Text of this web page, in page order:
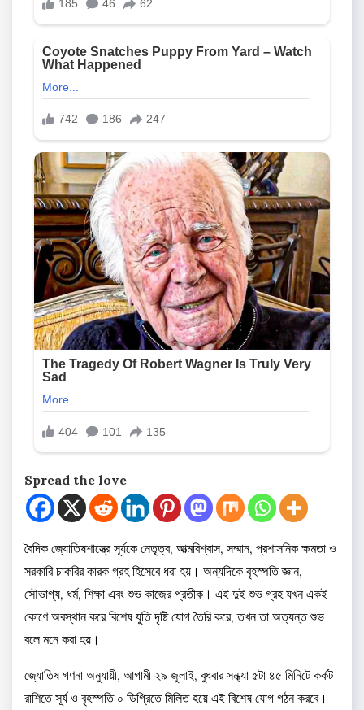
Spread the love
বৈদিক জ্যোতিষশাস্ত্রে সূর্যকে নেতৃত্ব, আত্মবিশ্বাস, সম্মান, প্রশাসনিক ক্ষমতা ও
সরকারি চাকরির কারক গ্রহ হিসেবে ধরা হয়। অন্যদিকে বৃহস্পতি জ্ঞান,
সৌভাগ্য, ধর্ম, শিক্ষা এবং শুভ কাজের প্রতীক। এই দুই শুভ গ্রহ যখন একই
কোণে অবস্থান করে বিশেষ যুতি দৃষ্টি যোগ তৈরি করে, তখন তা অত্যন্ত শুভ
বলে মনে করা হয়।
জ্যোতিষ গণনা অনুযায়ী, আগামী ২৯ জুলাই, বুধবার সন্ধ্যা ৫টা ৪৫ মিনিটে কর্কট
রাশিতে সূর্য ও বৃহস্পতি ০ ডিগ্রিতে মিলিত হয়ে এই বিশেষ যোগ গঠন করবে।